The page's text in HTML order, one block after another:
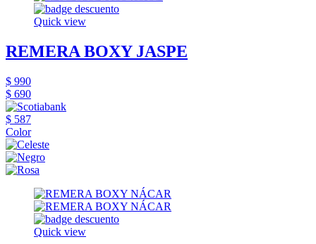
Quick view
REMERA BOXY JASPE
$ 990
$ 690
$ 587
Color
Quick view